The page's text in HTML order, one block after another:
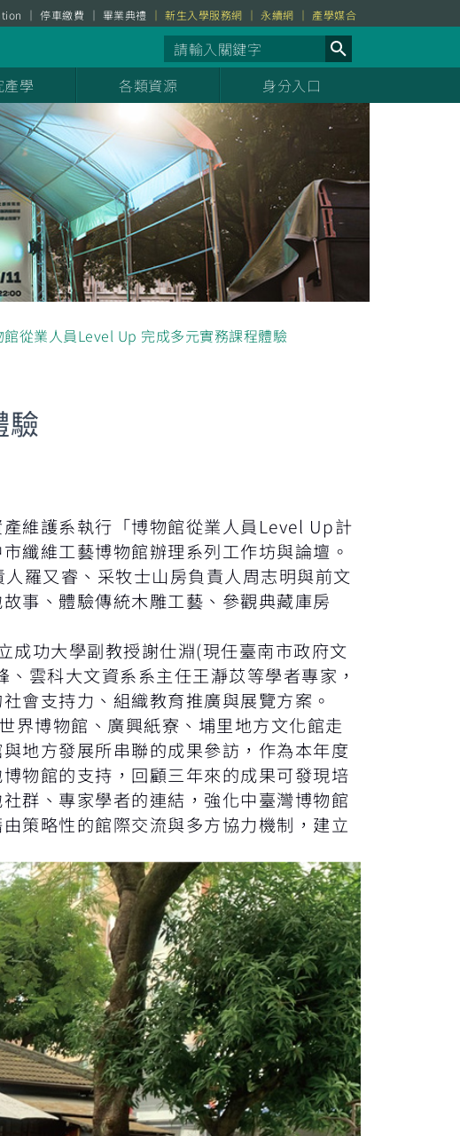
停車繳費 畢業典禮 新生入學服務網 永續網 產學媒合
產學 各類資源 身分入口
館從業人員Level Up 完成多元實務課程體驗
驗
維護系執行「博物館從業人員Level Up計
纖維工藝博物館辦理系列工作坊與論壇。
羅又睿、采牧士山房負責人周志明與前文
事、體驗傳統木雕工藝、參觀典藏庫房
成功大學副教授謝仕淵(現任臺南市政府文
雲科大文資系系主任王瀞苡等學者專家，
會支持力、組織教育推廣與展覽方案。
界博物館、廣興紙寮、埔里地方文化館走
地方發展所串聯的成果參訪，作為本年度
物館的支持，回顧三年來的成果可發現培
群、專家學者的連結，強化中臺灣博物館
策略性的館際交流與多方協力機制，建立